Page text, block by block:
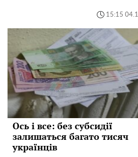
15:15
Ось і все: без субсидії
залишаться багато тисяч
українців